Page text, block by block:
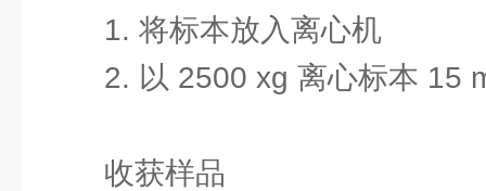
1. 将标本放入离心机
2. 以 2500 xg 离心标本 15
收获样品